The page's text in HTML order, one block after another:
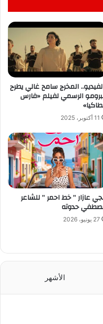
المخرج سامح غالي يطرح
الرسمي لفيلم «فارس
11 أكتوبر، 2025
عازار ” خط احمر ” للشاعر
حدوته
27 يونيو، 2026
الأشهر